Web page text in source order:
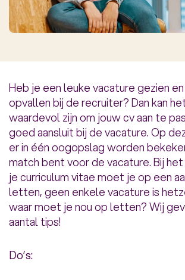
Heb je een leuke vacature gezien
opvallen bij de recruiter? Dan kan
waardevol zijn om jouw cv aan te
goed aansluit bij de vacature. Op
er in één oogopslag worden
match bent voor de vacature. Bij het
je curriculum vitae moet je op een
letten, geen enkele vacature is
waar moet je nou op letten? Wij
aantal tips!
Do’s: